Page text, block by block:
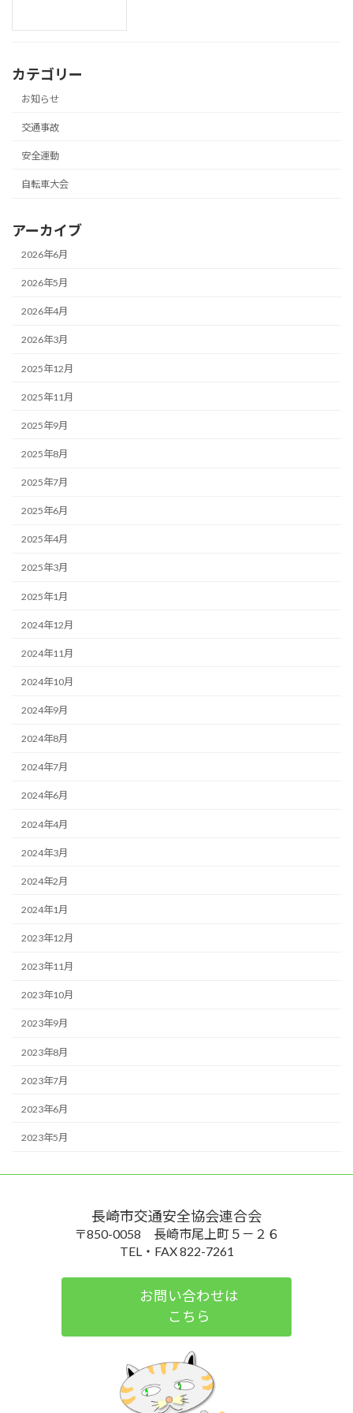
カテゴリー
お知らせ
交通事故
安全運動
自転車大会
アーカイブ
2026年6月
2026年5月
2026年4月
2026年3月
2025年12月
2025年11月
2025年9月
2025年8月
2025年7月
2025年6月
2025年4月
2025年3月
2025年1月
2024年12月
2024年11月
2024年10月
2024年9月
2024年8月
2024年7月
2024年6月
2024年4月
2024年3月
2024年2月
2024年1月
2023年12月
2023年11月
2023年10月
2023年9月
2023年8月
2023年7月
2023年6月
2023年5月
長崎市交通安全協会連合会
〒850-0058 長崎市尾上町５－２６
TEL・FAX 822-7261
お問い合わせは
こちら